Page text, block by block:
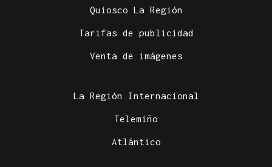
Quiosco La Región
Tarifas de publicidad
Venta de imágenes
La Región Internacional
Telemiño
Atlántico